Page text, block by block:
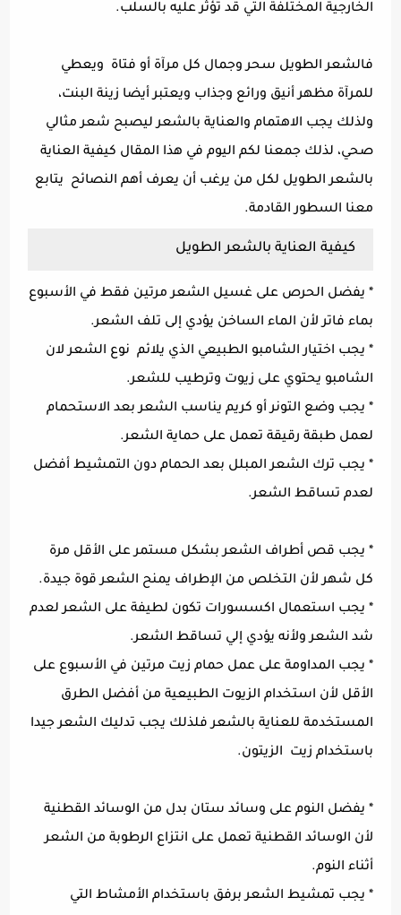
الخارجية المختلفة التي قد تؤثر عليه بالسلب.
فالشعر الطويل سحر وجمال كل مرآة أو فتاة ويعطي
للمرآة مظهر أنيق ورائع وجذاب ويعتبر أيضا زينة البنت،
ولذلك يجب الاهتمام والعناية بالشعر ليصبح شعر مثالي
صحي، لذلك جمعنا لكم اليوم في هذا المقال كيفية العناية
بالشعر الطويل لكل من يرغب أن يعرف أهم النصائح يتابع
معنا السطور القادمة.
كيفية العناية بالشعر الطويل
* يفضل الحرص على غسيل الشعر مرتين فقط في الأسبوع
بماء فاتر لأن الماء الساخن يؤدي إلى تلف الشعر.
* يجب اختيار الشامبو الطبيعي الذي يلائم نوع الشعر لان
الشامبو يحتوي على زيوت وترطيب للشعر.
* يجب وضع التونر أو كريم يناسب الشعر بعد الاستحمام
لعمل طبقة رقيقة تعمل على حماية الشعر.
* يجب ترك الشعر المبلل بعد الحمام دون التمشيط أفضل
لعدم تساقط الشعر.
* يجب قص أطراف الشعر بشكل مستمر على الأقل مرة
كل شهر لأن التخلص من الإطراف يمنح الشعر قوة جيدة.
* يجب استعمال اكسسورات تكون لطيفة على الشعر لعدم
شد الشعر ولأنه يؤدي إلي تساقط الشعر.
* يجب المداومة على عمل حمام زيت مرتين في الأسبوع على
الأقل لأن استخدام الزيوت الطبيعية من أفضل الطرق
المستخدمة للعناية بالشعر فلذلك يجب تدليك الشعر جيدا
باستخدام زيت الزيتون.
* يفضل النوم على وسائد ستان بدل من الوسائد القطنية
لأن الوسائد القطنية تعمل على انتزاع الرطوبة من الشعر
أثناء النوم.
* يجب تمشيط الشعر برفق باستخدام الأمشاط التي